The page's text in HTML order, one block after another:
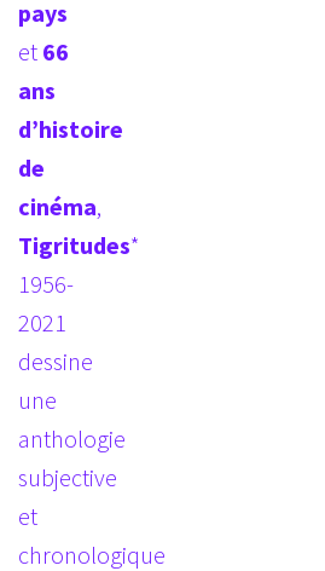
pays
et 66
ans
d’histoire
de
cinéma,
Tigritudes*
1956-
2021
dessine
une
anthologie
subjective
et
chronologique